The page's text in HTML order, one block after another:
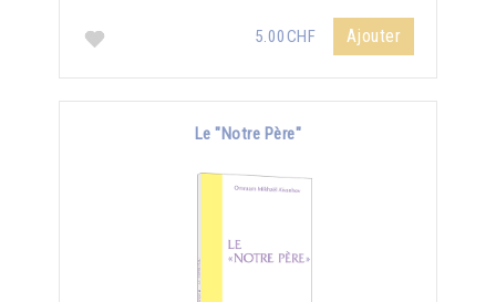
5.00CHF Ajouter
Le "Notre Père"